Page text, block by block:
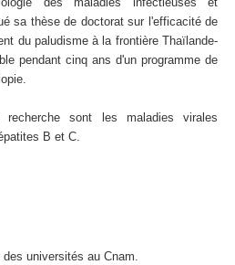
sa thèse de doctorat sur l'efficacité de
du paludisme à la frontière Thaïlande-
pendant cinq ans d'un programme de
sont les maladies virales
B et C.
universités au Cnam.